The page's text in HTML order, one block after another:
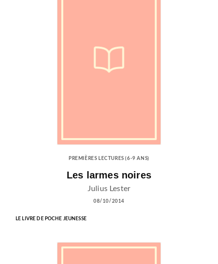
PREMIÈRES LECTURES (6-9 ANS)
Les larmes noires
Julius Lester
08/10/2014
LE LIVRE DE POCHE JEUNESSE